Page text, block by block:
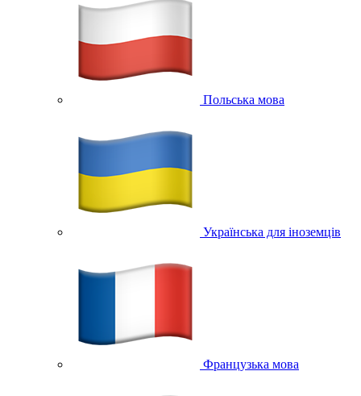
Польська мова
Українська для іноземців
Французька мова